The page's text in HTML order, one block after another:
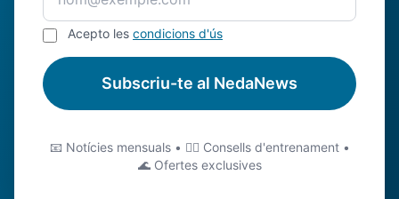
Acepto les condicions d'ús
Subscriu-te al NedaNews
📧 Notícies mensuals • 🏊‍♂️ Consells d'entrenament •
🌊 Ofertes exclusives